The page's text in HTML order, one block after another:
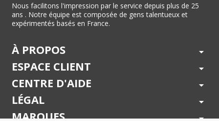
Nous facilitons l'impression par le service depuis plus de 25
ans . Notre équipe est composée de gens talentueux et
expérimentés basés en France.
À PROPOS arrow_drop_down
ESPACE CLIENT arrow_drop_down
CENTRE D'AIDE arrow_drop_down
LÉGAL arrow_drop_down
MARQUES arrow_drop_down